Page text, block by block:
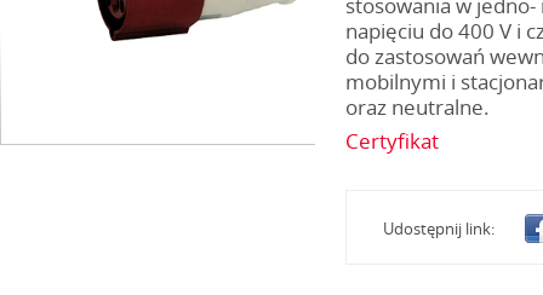
napięciu do 400 V i
do zastosowań
mobilnymi i
oraz neutralne.
Certyfikat
Udostępnij link: